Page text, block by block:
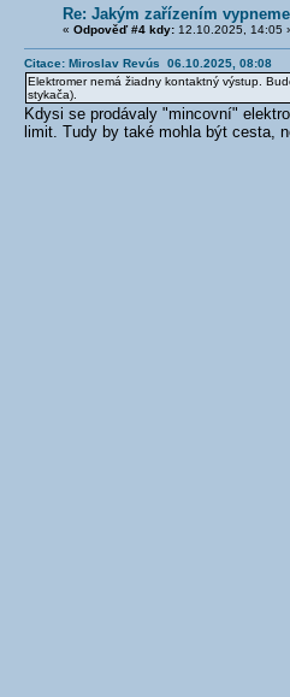
Re: Jakým zařízením
« Odpověď #4 kdy:12.10.2025, 14:05
Citace: Miroslav Revús 06.10.2025, 08:08
Elektromer nemá žiadny kontaktný výstup.
stykača).
Kdysi se prodávaly "mincovní"
limit. Tudy by také mohla být cesta,